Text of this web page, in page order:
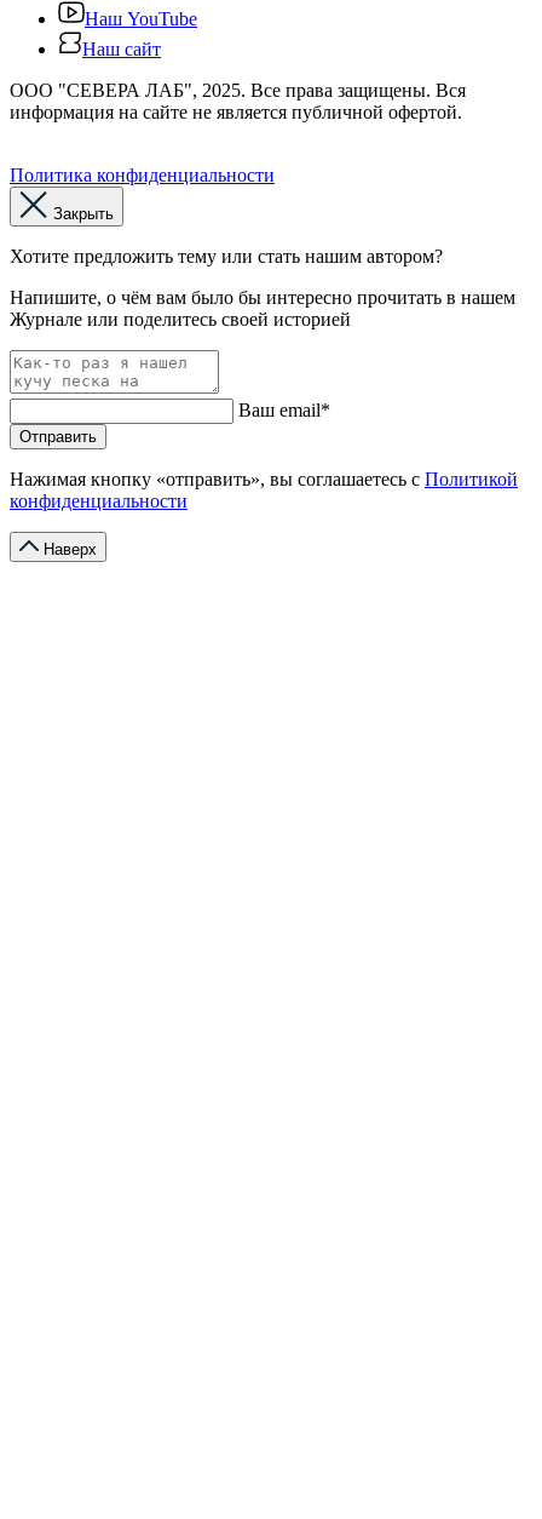
Наш YouTube
Наш сайт
ООО "СЕВЕРА ЛАБ", 2025. Все права защищены. Вся
информация на сайте не является публичной офертой.
Политика конфиденциальности
Закрыть
Хотите предложить тему или стать нашим автором?
Напишите, о чём вам было бы интересно прочитать в нашем
Журнале или поделитесь своей историей
Ваш email*
Отправить
Нажимая кнопку «отправить», вы соглашаетесь с Политикой
конфиденциальности
Наверх